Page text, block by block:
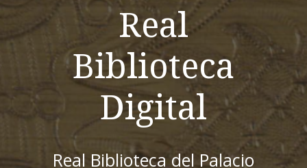
Real
Biblioteca
Digital
Real Biblioteca del Palacio